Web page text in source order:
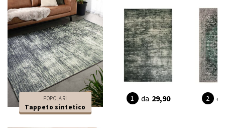
POPOLARI
Tappeto sintetico
da 29,90 da